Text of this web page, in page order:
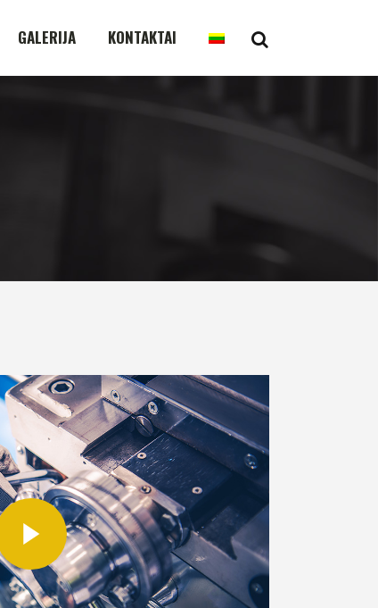
GALERIJA KONTAKTAI